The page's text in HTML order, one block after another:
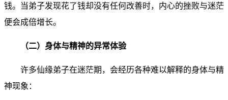
钱。当弟子发现花了钱却没有任何改善时，内心的挫败与迷茫
便会成倍增长。
（二）身体与精神的异常体验
许多仙缘弟子在迷茫期，会经历各种难以解释的身体与精
神现象：